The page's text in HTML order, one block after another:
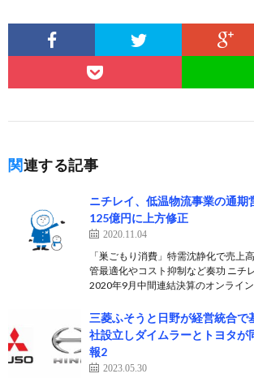
関連する記事
ニチレイ、低温物流事業の通期
125億円に上方修正
2020.11.04
「巣ごもり消費」特需沈静化で売上
管最適化やコスト抑制など奏功 ニチ
2020年9月中間連結決算のオンライ
三菱ふそうと日野が経営統合で
社設立しダイムラーとトヨタ
報2
2023.05.30